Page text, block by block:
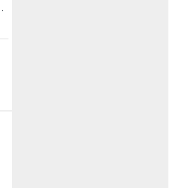
ΕΚΤΟΡΑΣ